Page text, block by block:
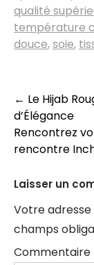
qualité
température
douce,soie,
des
articles
← Le Hijab
d’Élégance
Rencontrez
rencontre
Laisser un
Votre
champs
Commentaire